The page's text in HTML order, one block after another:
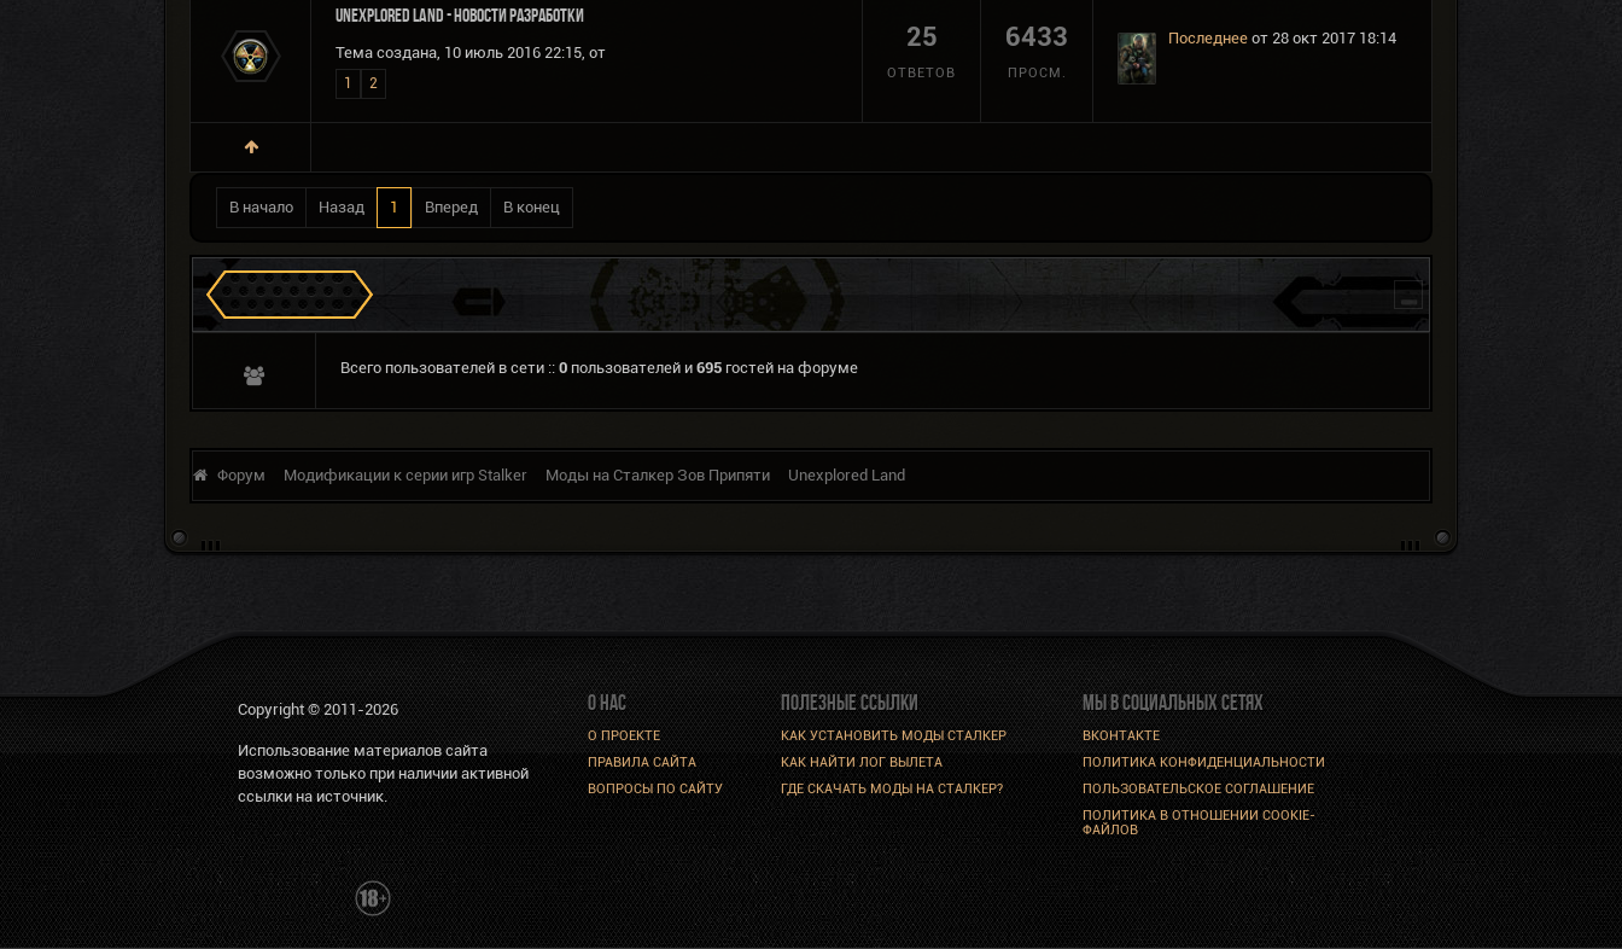
Unexplored Land - Новости разработки
Тема создана, 10 июль 2016 22:15, от
1 2
25
ОТВЕТОВ
6433
ПРОСМ.
Последнее от 28 окт 2017 18:14
В начало Назад 1 Вперед В конец
Сталкеров в Зоне
Всего пользователей в сети :: 0 пользователей и 695 гостей на форуме
Форум Модификации к серии игр Stalker Моды на Сталкер Зов Припяти Unexplored Land
Copyright © 2011-2026
Использование материалов сайта
возможно только при наличии активной
ссылки на источник.
О НАС
О ПРОЕКТЕ
ПРАВИЛА САЙТА
ВОПРОСЫ ПО САЙТУ
ПОЛЕЗНЫЕ ССЫЛКИ
КАК УСТАНОВИТЬ МОДЫ СТАЛКЕР
КАК НАЙТИ ЛОГ ВЫЛЕТА
ГДЕ СКАЧАТЬ МОДЫ НА СТАЛКЕР?
МЫ В СОЦИАЛЬНЫХ СЕТЯХ
ВКОНТАКТЕ
ПОЛИТИКА КОНФИДЕНЦИАЛЬНОСТИ
ПОЛЬЗОВАТЕЛЬСКОЕ СОГЛАШЕНИЕ
ПОЛИТИКА В ОТНОШЕНИИ COOKIE-
ФАЙЛОВ